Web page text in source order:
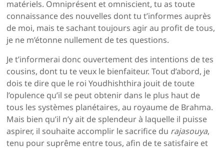
matériels. Omniprésent et omniscient, tu as toute
connaissance des nouvelles dont tu t’informes auprès
de moi, mais te sachant toujours agir au profit de tous,
je ne m’étonne nullement de tes questions.
Je t’informerai donc ouvertement des intentions de tes
cousins, dont tu te veux le bienfaiteur. Tout d’abord, je
dois te dire que le roi Youdhishthira jouit de toute
l’opulence qu’il se peut obtenir dans le plus haut de
tous les systèmes planétaires, au royaume de Brahma.
Mais bien qu’il n’y ait de splendeur à laquelle il puisse
aspirer, il souhaite accomplir le sacrifice du rajasouya,
tenu pour suprême entre tous, afin de te satisfaire et